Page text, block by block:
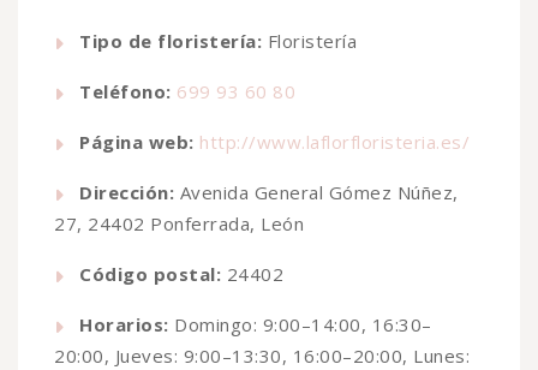
Tipo de floristería: Floristería
Teléfono: 699 93 60 80
Página web: http://www.laflorfloristeria.es/
Dirección: Avenida General Gómez Núñez,
27, 24402 Ponferrada, León
Código postal: 24402
Horarios: Domingo: 9:00–14:00, 16:30–
20:00, Jueves: 9:00–13:30, 16:00–20:00, Lunes: